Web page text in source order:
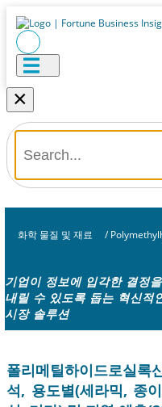
×
화학 물질 및 재료 /
기업이 정보에 입각한 결정을
내릴 수 있도록 돕는 혁신적
시장 솔루션
폴리메틸하이드로실록
석, 용도별(세라믹, 종